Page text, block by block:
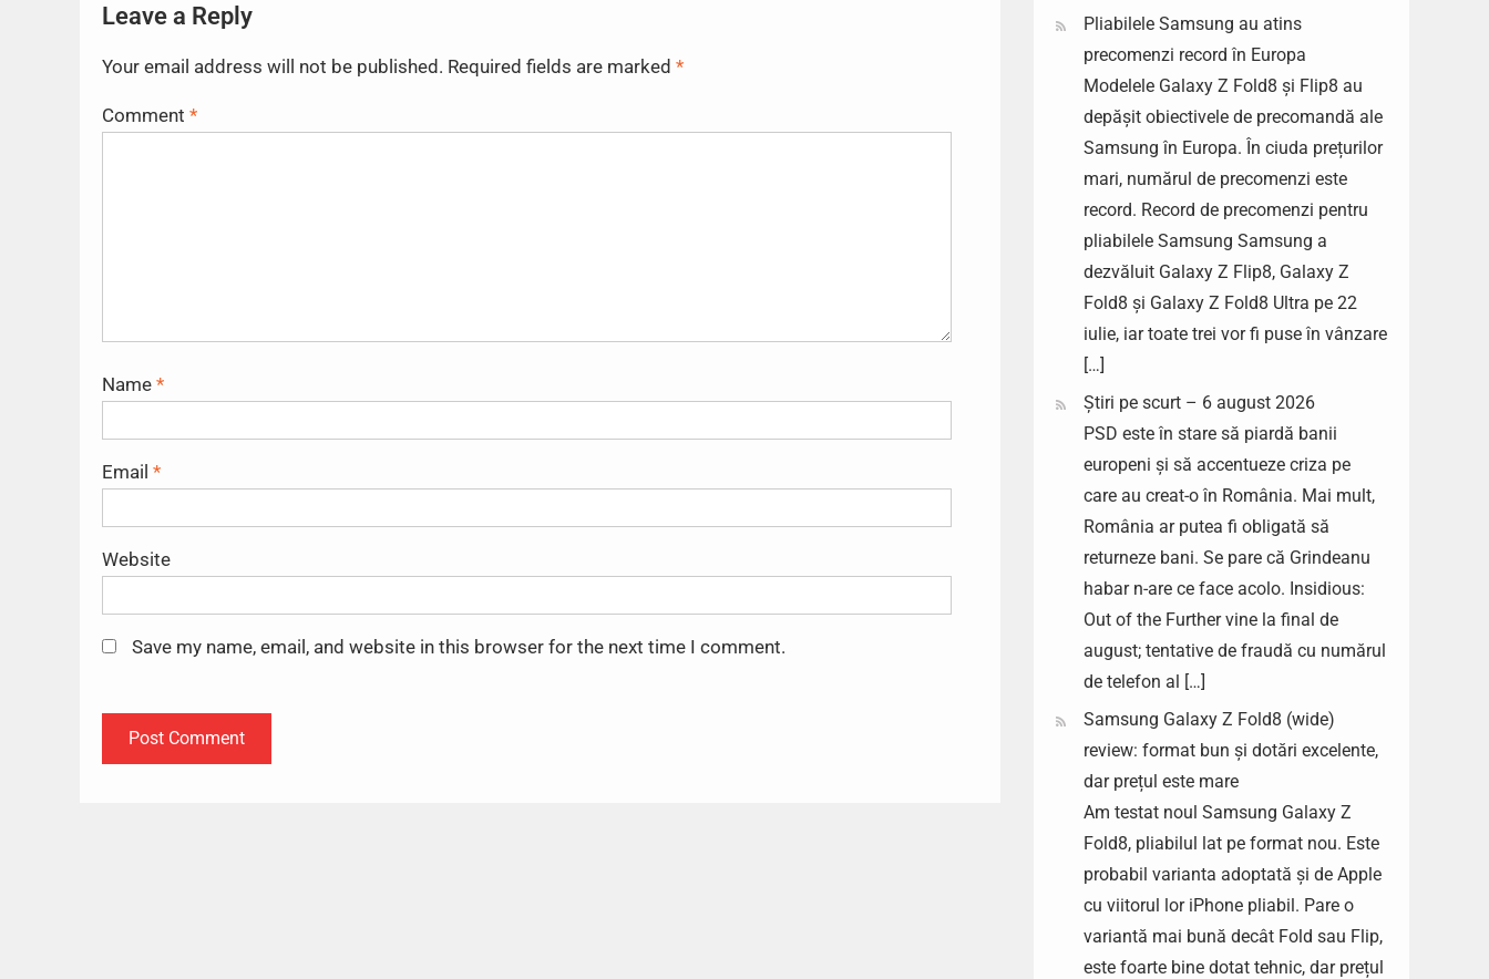
Leave a Reply
Your email address will not be published. Required fields are marked *
Comment *
Name *
Email *
Website
Save my name, email, and website in this browser for the next time I comment.
Pliabilele Samsung au atins
precomenzi record în Europa
Modelele Galaxy Z Fold8 și Flip8 au
depășit obiectivele de precomandă ale
Samsung în Europa. În ciuda prețurilor
mari, numărul de precomenzi este
record. Record de precomenzi pentru
pliabilele Samsung Samsung a
dezvăluit Galaxy Z Flip8, Galaxy Z
Fold8 și Galaxy Z Fold8 Ultra pe 22
iulie, iar toate trei vor fi puse în vânzare
[…]
Știri pe scurt – 6 august 2026
PSD este în stare să piardă banii
europeni și să accentueze criza pe
care au creat-o în România. Mai mult,
România ar putea fi obligată să
returneze bani. Se pare că Grindeanu
habar n-are ce face acolo. Insidious:
Out of the Further vine la final de
august; tentative de fraudă cu numărul
de telefon al […]
Samsung Galaxy Z Fold8 (wide)
review: format bun și dotări excelente,
dar prețul este mare
Am testat noul Samsung Galaxy Z
Fold8, pliabilul lat pe format nou. Este
probabil varianta adoptată și de Apple
cu viitorul lor iPhone pliabil. Pare o
variantă mai bună decât Fold sau Flip,
este foarte bine dotat tehnic, dar prețul